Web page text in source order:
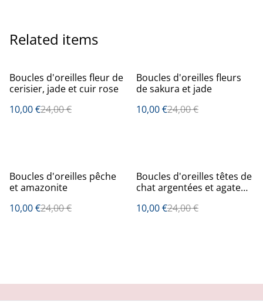
Related items
%
Boucles d'oreilles fleur de
cerisier, jade et cuir rose
10,00 €24,00 €
%
Boucles d'oreilles fleurs
de sakura et jade
10,00 €24,00 €
%
Boucles d'oreilles pêche
et amazonite
10,00 €24,00 €
%
Boucles d'oreilles têtes de
chat argentées et agate
10,00 €24,00 €